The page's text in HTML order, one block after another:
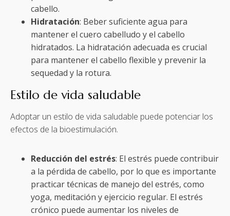
cabello.
Hidratación: Beber suficiente agua para
mantener el cuero cabelludo y el cabello
hidratados. La hidratación adecuada es crucial
para mantener el cabello flexible y prevenir la
sequedad y la rotura.
Estilo de vida saludable
Adoptar un estilo de vida saludable puede potenciar los
efectos de la bioestimulación.
Reducción del estrés: El estrés puede contribuir
a la pérdida de cabello, por lo que es importante
practicar técnicas de manejo del estrés, como
yoga, meditación y ejercicio regular. El estrés
crónico puede aumentar los niveles de